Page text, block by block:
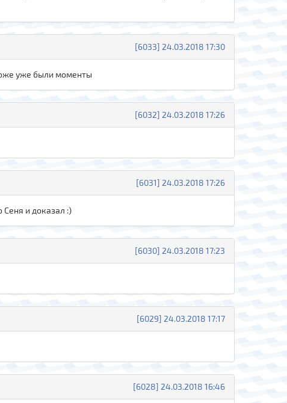
[6033] 24.03.2018 17:30
уже были моменты
[6032] 24.03.2018 17:26
[6031] 24.03.2018 17:26
Сеня и доказал :)
[6030] 24.03.2018 17:23
[6029] 24.03.2018 17:17
[6028] 24.03.2018 16:46